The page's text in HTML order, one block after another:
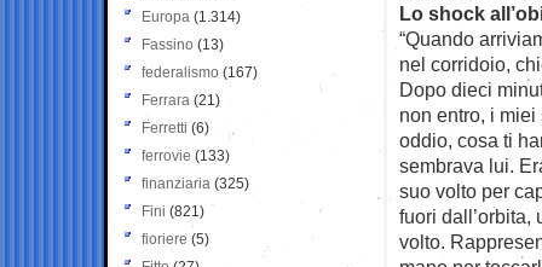
Lo shock
“Quando
nel corridoio,
Dopo dieci
non entro, i
oddio, cosa ti
sembrava lui.
suo volto per
fuori
volto.
Europa (1.314)
Fassino (13)
federalismo (167)
Ferrara (21)
Ferretti (6)
ferrovie (133)
finanziaria (325)
Fini (821)
fioriere (5)